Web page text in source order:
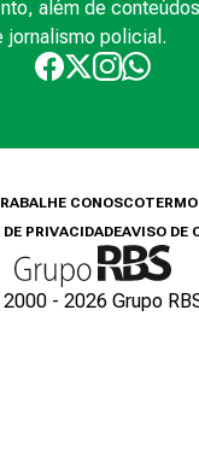
além de conteúdos
jornalismo policial.
CONOSCO
PRIVACIDADEAVISO DE
- 2026 Grupo